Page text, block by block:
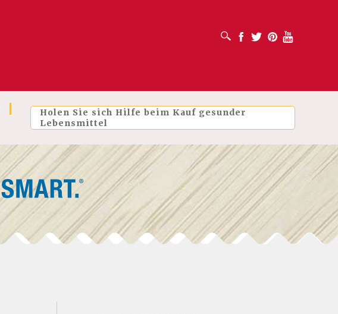
SUCHFELD ÖFFNENFacebook
Twitter PinterestYoutube
Holen Sie sich Hilfe beim Kauf gesunder
Lebensmittel